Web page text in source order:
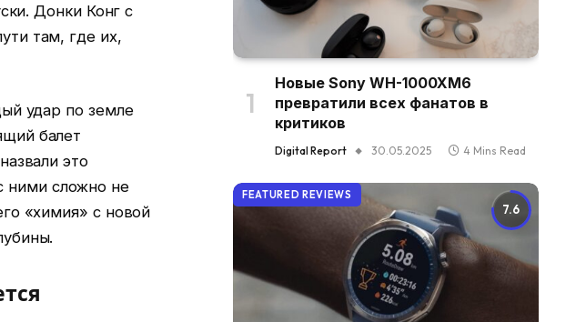
Донки Конг с
там, где их,
удар по земле
балет
это
ними сложно не
«химия» с новой
Новые Sony WH-1000XM6
превратили всех фанатов в
критиков
Digital Report 30.05.2025 4 Mins Read
7.6
FEATURED REVIEWS